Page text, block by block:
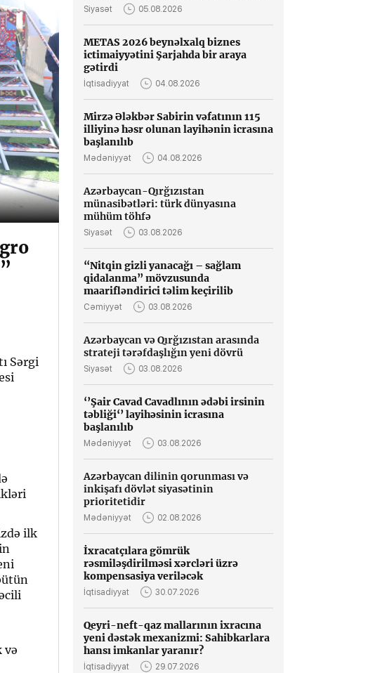
Sərgi
ilk
və
Siyasət 05.08.2026
METAS 2026 beynəlxalq biznes
ictimaiyyətini Şarjahda bir araya
gətirdi
İqtisadiyyat 04.08.2026
Mirzə Ələkbər Sabirin vəfatının 115
illiyinə həsr olunan layihənin icrasına
başlanılıb
Mədəniyyət 04.08.2026
Azərbaycan-Qırğızıstan
münasibətləri: türk dünyasına
mühüm töhfə
Siyasət 03.08.2026
“Nitqin gizli yanacağı – sağlam
qidalanma” mövzusunda
maarifləndirici təlim keçirilib
Cəmiyyət 03.08.2026
Azərbaycan və Qırğızıstan arasında
strateji tərəfdaşlığın yeni dövrü
Siyasət 03.08.2026
‘’Şair Cavad Cavadlının ədəbi irsinin
təbliği‘’ layihəsinin icrasına
başlanılıb
Mədəniyyət 03.08.2026
Azərbaycan dilinin qorunması və
inkişafı dövlət siyasətinin
prioritetidir
Mədəniyyət 02.08.2026
İxracatçılara gömrük
rəsmiləşdirilməsi xərcləri üzrə
kompensasiya veriləcək
İqtisadiyyat 30.07.2026
Qeyri-neft-qaz mallarının ixracına
yeni dəstək mexanizmi: Sahibkarlara
hansı imkanlar yaranır?
İqtisadiyyat 29.07.2026